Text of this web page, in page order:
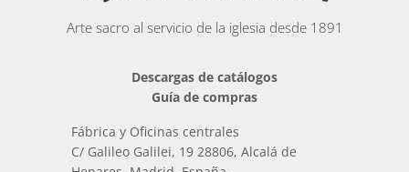
Arte sacro al servicio de la iglesia desde 1891
Descargas de catálogos
Guía de compras
Fábrica y Oficinas centrales
C/ Galileo Galilei, 19 28806, Alcalá de